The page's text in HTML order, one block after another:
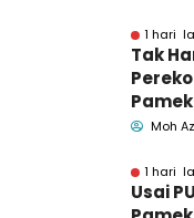
1 hari
Tak
Jasa
Moh
1 hari
Usai